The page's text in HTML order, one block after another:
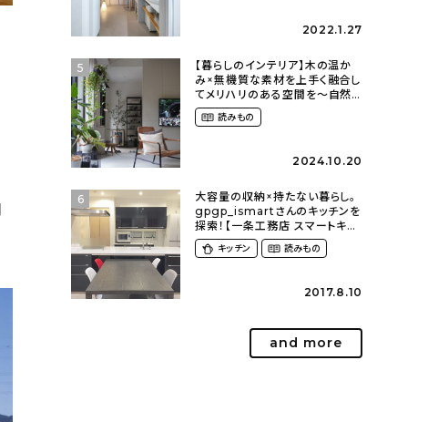
2022.1.27
5
【暮らしのインテリア】木の温か
み×無機質な素材を上手く融合し
てメリハリのある空間を〜自然
に囲まれて暮らす（ki_no_ieさ
ん） 読みもの
2024.10.20
6
大容量の収納×持たない暮らし。
gpgp_ismartさんのキッチンを
探索！【一条工務店 スマートキッ
チン(ワイドカウンター)】
キッチン 読みもの
2017.8.10
and more